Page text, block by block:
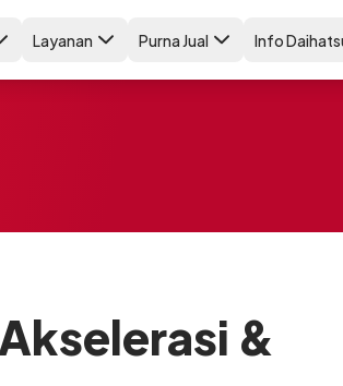
Layanan Purna Jual Info
&